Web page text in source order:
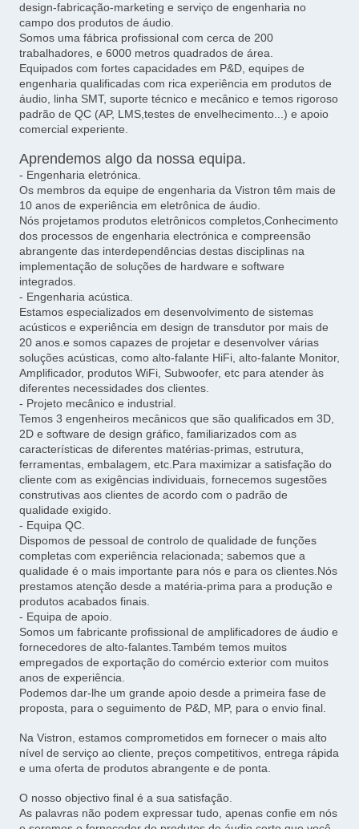
design-fabricação-marketing e serviço de engenharia no
campo dos produtos de áudio.
Somos uma fábrica profissional com cerca de 200
trabalhadores, e 6000 metros quadrados de área.
Equipados com fortes capacidades em P&D, equipes de
engenharia qualificadas com rica experiência em produtos de
áudio, linha SMT, suporte técnico e mecânico e temos rigoroso
padrão de QC (AP, LMS,testes de envelhecimento...) e apoio
comercial experiente.
Aprendemos algo da nossa equipa.
- Engenharia eletrónica.
Os membros da equipe de engenharia da Vistron têm mais de
10 anos de experiência em eletrônica de áudio.
Nós projetamos produtos eletrônicos completos,Conhecimento
dos processos de engenharia electrónica e compreensão
abrangente das interdependências destas disciplinas na
implementação de soluções de hardware e software
integrados.
- Engenharia acústica.
Estamos especializados em desenvolvimento de sistemas
acústicos e experiência em design de transdutor por mais de
20 anos.e somos capazes de projetar e desenvolver várias
soluções acústicas, como alto-falante HiFi, alto-falante Monitor,
Amplificador, produtos WiFi, Subwoofer, etc para atender às
diferentes necessidades dos clientes.
- Projeto mecânico e industrial.
Temos 3 engenheiros mecânicos que são qualificados em 3D,
2D e software de design gráfico, familiarizados com as
características de diferentes matérias-primas, estrutura,
ferramentas, embalagem, etc.Para maximizar a satisfação do
cliente com as exigências individuais, fornecemos sugestões
construtivas aos clientes de acordo com o padrão de
qualidade exigido.
- Equipa QC.
Dispomos de pessoal de controlo de qualidade de funções
completas com experiência relacionada; sabemos que a
qualidade é o mais importante para nós e para os clientes.Nós
prestamos atenção desde a matéria-prima para a produção e
produtos acabados finais.
- Equipa de apoio.
Somos um fabricante profissional de amplificadores de áudio e
fornecedores de alto-falantes.Também temos muitos
empregados de exportação do comércio exterior com muitos
anos de experiência.
Podemos dar-lhe um grande apoio desde a primeira fase de
proposta, para o seguimento de P&D, MP, para o envio final.
Na Vistron, estamos comprometidos em fornecer o mais alto
nível de serviço ao cliente, preços competitivos, entrega rápida
e uma oferta de produtos abrangente e de ponta.
O nosso objectivo final é a sua satisfação.
As palavras não podem expressar tudo, apenas confie em nós